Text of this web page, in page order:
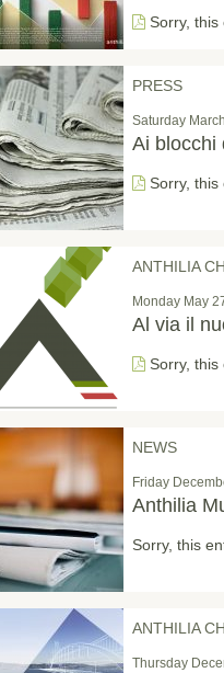
Sorry, this
PRESS
Saturday
Ai blocchi
Sorry, this
ANTHILIA
Monday May
Al via il
Sorry, this
NEWS
Friday
Anthilia
Sorry, this
ANTHILIA
Thursday